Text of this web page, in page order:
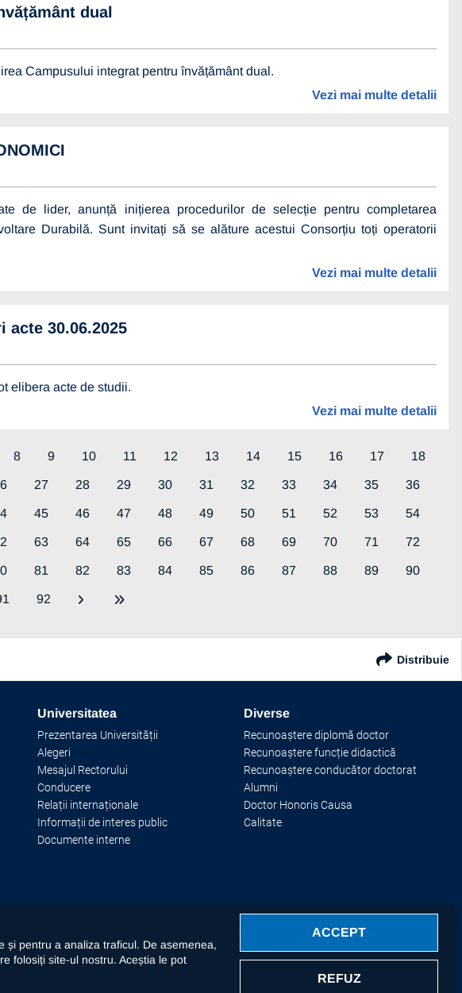
dual
Campusului integrat pentru învățământ dual.
Vezi mai multe detalii
de lider, anunță inițierea procedurilor de selecție pentru completarea
Durabilă. Sunt invitați să se alăture acestui Consorțiu toți operatorii
Vezi mai multe detalii
30.06.2025
elibera acte de studii.
Vezi mai multe detalii
8 9 10 11 12 13 14 15 16 17 18
27 28 29 30 31 32 33 34 35 36
45 46 47 48 49 50 51 52 53 54
63 64 65 66 67 68 69 70 71 72
81 82 83 84 85 86 87 88 89 90
92
Distribuie
Universitatea
Prezentarea Universității
Alegeri
Mesajul Rectorului
Conducere
Relații internaționale
Informații de interes public
Documente interne
Diverse
Recunoaștere diplomă doctor
Recunoaștere funcție didactică
Recunoaștere conducător doctorat
Alumni
Doctor Honoris Causa
Calitate
din Bacău prelucrează datele dumneavoastră cu caracter personal, respectiv imaginea prin
declarația privind prelucrarea datelor cu caracter personal
Alecsandri” din Bacău. Toate drepturile rezervate.
și pentru a analiza traficul. De asemenea,
folosiți site-ul nostru. Aceștia le pot
ACCEPT
REFUZ